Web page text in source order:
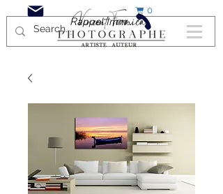
0
Rappel Immédiat